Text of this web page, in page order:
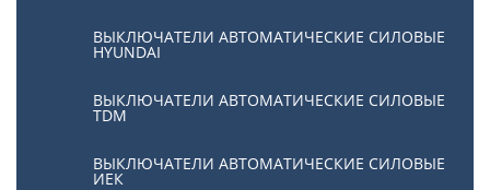
ВЫКЛЮЧАТЕЛИ АВТОМАТИЧЕСКИЕ СИЛОВЫЕ
HYUNDAI
ВЫКЛЮЧАТЕЛИ АВТОМАТИЧЕСКИЕ СИЛОВЫЕ
TDM
ВЫКЛЮЧАТЕЛИ АВТОМАТИЧЕСКИЕ СИЛОВЫЕ
ИЕК